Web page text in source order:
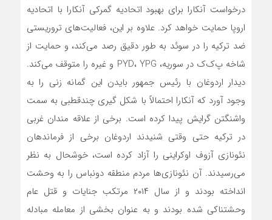
درخواست آنکارا برای بهبود اتحادیه گمرکی آنکارا با اتحادیه
اروپا حمایت خواهد کرد. علاوه بر این، فعالیت‌های تروریستی
ضد ترکیه را در سوئد به طور دقیق رصد می‌کند، و حمایت از
شاخه پ‌ک‌ک در سوریه، PYD، YPG و غیره را متوقف می‌کند.
دیدار اردوغان با رئیس جمهور بایدن این گمانه زنی را به
وجود آورد که آنکارا احتمالاً با شکل گیری چندقطبی به سمت
واشنگتن گرایش پیدا کرده است. برخی از علاقه مندان غربی
در ترکیه حتی وقتی شنیدند اردوغان برخی از فرماندهان
نئونازی آزوف اوکراینی را آزاد کرده است، خوشحال به نظر
می‌رسیدند. آن نئونازی‌‌‌‌ها مردم منطقه دونباس را به وحشت
انداخته بودند و از سال ۲۰۱۴ مرتکب جنایات و قتل عام
وحشتناکی شده بودند و به عنوان بخشی از معامله مبادله